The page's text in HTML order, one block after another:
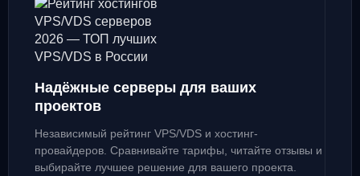
Надёжные серверы для ваших
проектов
Независимый рейтинг VPS/VDS и хостинг-
провайдеров. Сравнивайте тарифы, читайте отзывы и
выбирайте лучшее решение для вашего проекта.